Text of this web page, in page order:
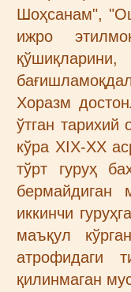
Шоҳсанам",
ижро
Хоразм
ўтган
кўра ХIХ-XX
тўрт гуруҳ
бермайдиган
иккинчи
маъқул
атрофидаги
қилинмаган